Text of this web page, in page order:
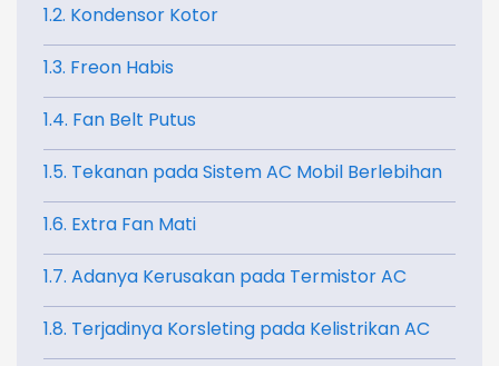
1.2. Kondensor Kotor
1.3. Freon Habis
1.4. Fan Belt Putus
1.5. Tekanan pada Sistem AC Mobil Berlebihan
1.6. Extra Fan Mati
1.7. Adanya Kerusakan pada Termistor AC
1.8. Terjadinya Korsleting pada Kelistrikan AC